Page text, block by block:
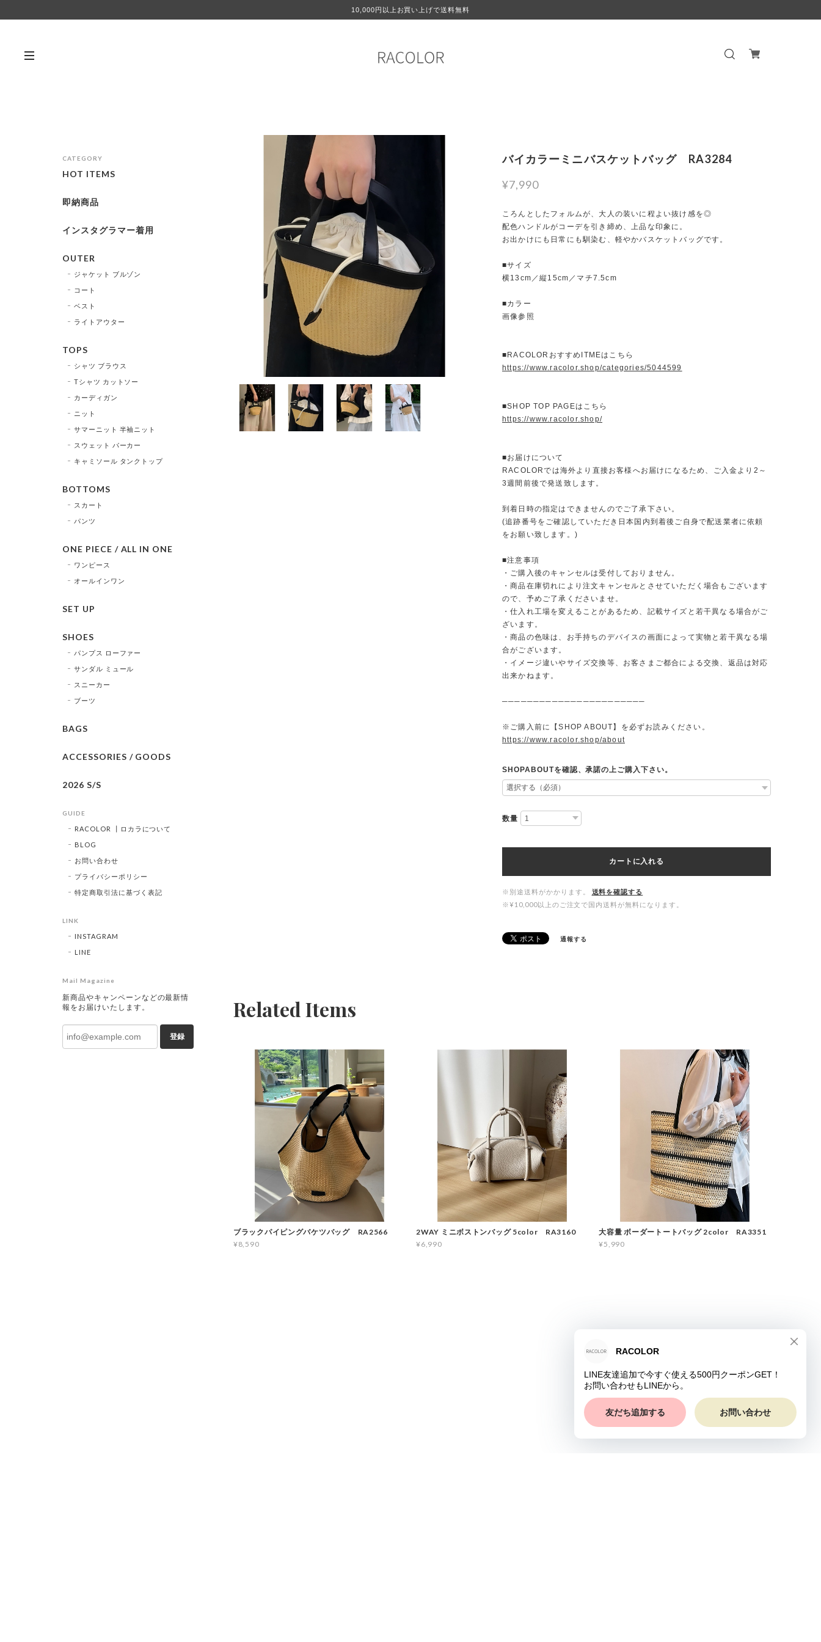
10,000円以上お買い上げで送料無料
バイカラーミニバスケットバッグ RA3284
¥7,990
ころんとしたフォルムが、大人の装いに程よい抜け感を◎
配色ハンドルがコーデを引き締め、上品な印象に。
お出かけにも日常にも馴染む、軽やかバスケットバッグです。
■サイズ
横13cm／縦15cm／マチ7.5cm
■カラー
画像参照
■RACOLORおすすめITMEはこちら
https://www.racolor.shop/categories/5044599
■SHOP TOP PAGEはこちら
https://www.racolor.shop/
■お届けについて
RACOLORでは海外より直接お客様へお届けになるため、ご入金より2～
3週間前後で発送致します。
到着日時の指定はできませんのでご了承下さい。
(追跡番号をご確認していただき日本国内到着後ご自身で配送業者に依頼
をお願い致します。)
■注意事項
・ご購入後のキャンセルは受付しておりません。
・商品在庫切れにより注文キャンセルとさせていただく場合もございます
ので、予めご了承くださいませ。
・仕入れ工場を変えることがあるため、記載サイズと若干異なる場合がご
ざいます。
・商品の色味は、お手持ちのデバイスの画面によって実物と若干異なる場
合がございます。
・イメージ違いやサイズ交換等、お客さまご都合による交換、返品は対応
出来かねます。
───────────────────────
※ご購入前に【SHOP ABOUT】を必ずお読みください。
https://www.racolor.shop/about
SHOPABOUTを確認、承諾の上ご購入下さい。
数量
カートに入れる
※別途送料がかかります。
送料を確認する
※¥10,000以上のご注文で国内送料が無料になります。
通報する
Related Items
ブラックパイピングバケツバッグ RA2566
¥8,590
2WAY ミニボストンバッグ 5color RA3160
¥6,990
大容量 ボーダートートバッグ 2color RA3351
¥5,990
CATEGORY
HOT ITEMS
即納商品
インスタグラマー着用
OUTER
ジャケット ブルゾン
コート
ベスト
ライトアウター
TOPS
シャツ ブラウス
Tシャツ カットソー
カーディガン
ニット
サマーニット 半袖ニット
スウェット パーカー
キャミソール タンクトップ
BOTTOMS
スカート
パンツ
ONE PIECE / ALL IN ONE
ワンピース
オールインワン
SET UP
SHOES
パンプス ローファー
サンダル ミュール
スニーカー
ブーツ
BAGS
ACCESSORIES / GOODS
2026 S/S
GUIDE
RACOLOR ┃ロカラについて
BLOG
お問い合わせ
プライバシーポリシー
特定商取引法に基づく表記
LINK
INSTAGRAM
LINE
Mail Magazine
新商品やキャンペーンなどの最新情
報をお届けいたします。
登録